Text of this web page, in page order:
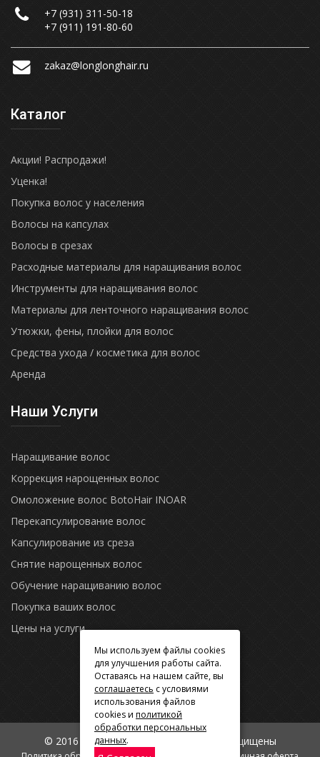
+7 (931) 311-50-18
+7 (911) 191-80-60
zakaz@longlonghair.ru
Каталог
Акции! Распродажи!
Уценка!
Покупка волос у населения
Волосы на капсулах
Волосы в срезах
Расходные материалы для наращивания волос
Инструменты для наращивания волос
Материалы для ленточного наращивания волос
Утюжки, фены, плойки для волос
Средства ухода / косметика для волос
Аренда
Наши Услуги
Наращивание волос
Коррекция нарощенных волос
Омоложение волос BotoHair INOAR
Перекапсулирование волос
Капсулирование из среза
Снятие нарощенных волос
Обучение наращиванию волос
Покупка ваших волос
Цены на услуги
© 2016 | «Волосы Плюс» , Все права защищены
Мы используем файлы cookies
для улучшения работы сайта.
Оставаясь на нашем сайте, вы
соглашаетесь с условиями
использования файлов
cookies и политикой
обработки персональных
данных.